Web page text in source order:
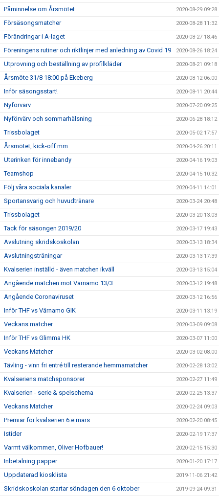
Påminnelse om Årsmötet 2020-08-29 09:28
Försäsongsmatcher 2020-08-28 11:32
Förändringar i A-laget 2020-08-27 18:46
Föreningens rutiner och riktlinjer med anledning av Covid 19 2020-08-26 18:24
Utprovning och beställning av profilkläder 2020-08-21 09:18
Årsmöte 31/8 18:00 på Ekeberg 2020-08-12 06:00
Inför säsongsstart! 2020-08-11 20:44
Nyförvärv 2020-07-20 09:25
Nyförvärv och sommarhälsning 2020-06-28 18:12
Trissbolaget 2020-05-02 17:57
Årsmötet, kick-off mm 2020-04-26 20:11
Uterinken för innebandy 2020-04-16 19:03
Teamshop 2020-04-15 10:32
Följ våra sociala kanaler 2020-04-11 14:01
Sportansvarig och huvudtränare 2020-03-24 20:48
Trissbolaget 2020-03-20 13:03
Tack för säsongen 2019/20 2020-03-17 19:43
Avslutning skridskoskolan 2020-03-13 18:34
Avslutningsträningar 2020-03-13 17:39
Kvalserien inställd - även matchen ikväll 2020-03-13 15:04
Angående matchen mot Värnamo 13/3 2020-03-12 19:48
Angående Coronaviruset 2020-03-12 16:56
Inför THF vs Värnamo GIK 2020-03-11 13:19
Veckans matcher 2020-03-09 09:08
Inför THF vs Glimma HK 2020-03-07 11:00
Veckans Matcher 2020-03-02 08:00
Tävling - vinn fri entré till resterande hemmamatcher 2020-02-28 13:02
Kvalseriens matchsponsorer 2020-02-27 11:49
Kvalserien - serie & spelschema 2020-02-25 13:37
Veckans Matcher 2020-02-24 09:03
Premiär för kvalserien 6:e mars 2020-02-20 08:45
Istider 2020-02-19 17:37
Varmt välkommen, Oliver Hofbauer! 2020-02-15 15:30
Inbetalning papper 2020-01-20 17:17
Uppdaterad kiosklista 2019-11-06 21:42
Skridskoskolan startar söndagen den 6 oktober 2019-09-24 09:31